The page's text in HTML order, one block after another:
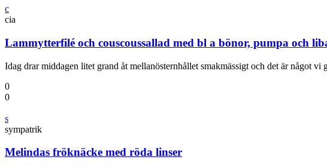
c
cia
Lammytterfilé och couscoussallad med bl a bönor, pumpa och
Idag drar middagen litet grand åt mellanösternhållet smakmässigt och det är något
0
0
s
sympatrik
Melindas fröknäcke med röda linser